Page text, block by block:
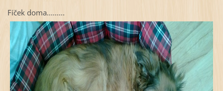
Fíček doma.........